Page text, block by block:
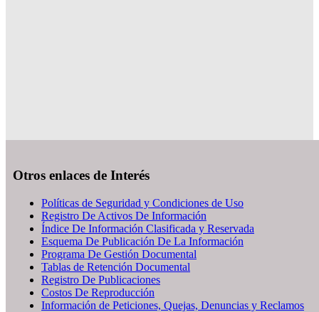
Otros enlaces de Interés
Políticas de Seguridad y Condiciones de Uso
Registro De Activos De Información
Índice De Información Clasificada y Reservada
Esquema De Publicación De La Información
Programa De Gestión Documental
Tablas de Retención Documental
Registro De Publicaciones
Costos De Reproducción
Información de Peticiones, Quejas, Denuncias y Reclamos